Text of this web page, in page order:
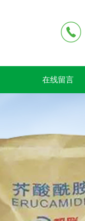
在线留言